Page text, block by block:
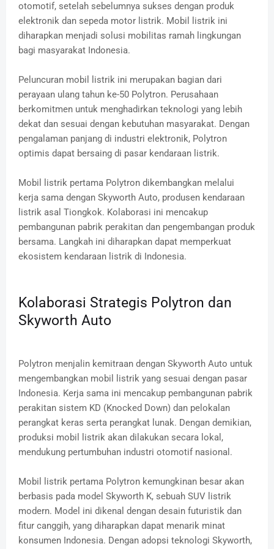
otomotif, setelah sebelumnya sukses dengan produk
elektronik dan sepeda motor listrik. Mobil listrik ini
diharapkan menjadi solusi mobilitas ramah lingkungan
bagi masyarakat Indonesia.
Peluncuran mobil listrik ini merupakan bagian dari
perayaan ulang tahun ke-50 Polytron. Perusahaan
berkomitmen untuk menghadirkan teknologi yang lebih
dekat dan sesuai dengan kebutuhan masyarakat. Dengan
pengalaman panjang di industri elektronik, Polytron
optimis dapat bersaing di pasar kendaraan listrik.
Mobil listrik pertama Polytron dikembangkan melalui
kerja sama dengan Skyworth Auto, produsen kendaraan
listrik asal Tiongkok. Kolaborasi ini mencakup
pembangunan pabrik perakitan dan pengembangan produk
bersama. Langkah ini diharapkan dapat memperkuat
ekosistem kendaraan listrik di Indonesia.
Kolaborasi Strategis Polytron dan
Skyworth Auto
Polytron menjalin kemitraan dengan Skyworth Auto untuk
mengembangkan mobil listrik yang sesuai dengan pasar
Indonesia. Kerja sama ini mencakup pembangunan pabrik
perakitan sistem KD (Knocked Down) dan pelokalan
perangkat keras serta perangkat lunak. Dengan demikian,
produksi mobil listrik akan dilakukan secara lokal,
mendukung pertumbuhan industri otomotif nasional.
Mobil listrik pertama Polytron kemungkinan besar akan
berbasis pada model Skyworth K, sebuah SUV listrik
modern. Model ini dikenal dengan desain futuristik dan
fitur canggih, yang diharapkan dapat menarik minat
konsumen Indonesia. Dengan adopsi teknologi Skyworth,